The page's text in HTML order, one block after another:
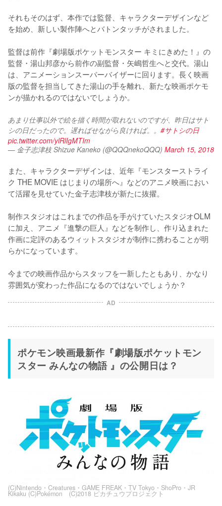
それもそのはず、本作では監督、キャラクターデザインなど
を始め、新しい製作陣へとバトンタッチがされました。
監督は前作『劇場版ポケットモンスター キミにきめた！』の
監督・湯山邦彦から前作の副監督・矢嶋哲生へと交代。湯山
は、アニメーションスーパーバイザーに回ります。長く映画
版の監督を担当してきた湯山の手を離れ、新たな映画ポケモ
ンが描かれるのではないでしょうか。
あまり仕事以外で絵を描く時間が取れないのですが、昨日はサト
シの日だったので。遅ればせながら良ければ。。 #サトシの日
pic.twitter.com/ylRlIgMTIm
— 金子志津枝 Shizue Kaneko (@QQQnekoQQQ) March 15, 2018
また、キャラクターデザインは、近年『モンスターストライ
ク THE MOVIE はじまりの場所へ』などのアニメ映画におい
て活躍を見せていた金子志津枝が新たに抜擢。
制作スタジオはこれまでの作品を手がけていたスタジオOLM
に加え、アニメ『進撃の巨人』などを制作し、作り込まれた
作画に定評のあるウィットスタジオが制作に携わることが明
らかになっています。
今までの映画作品からスタッフを一新したともあり、かなり
雰囲気が変わった作品になるのではないでしょうか？
AD
ポケモン映画最新作『劇場版ポケットモン
スター みんなの物語 』の公開日は？
(C)Nintendo・Creatures・GAME FREAK・TV Tokyo・ShoPro・JR
Kikaku (C)Pokémon (C)2018 ピカチュウプロジェクト